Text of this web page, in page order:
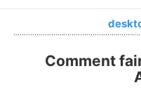
Comment